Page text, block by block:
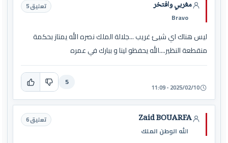
مغربي وافتخر
Bravo
تعليق 5
ليس هناك اي شيئ غريب ...جلالة الملك نصره الله يمتاز بحكمة
منقطعة النظير....الله يحفظو لينا و ببارك في عمره
2025/02/10 - 11:09
5
Zaid BOUARFA
الله الوطن الملك
تعليق 6